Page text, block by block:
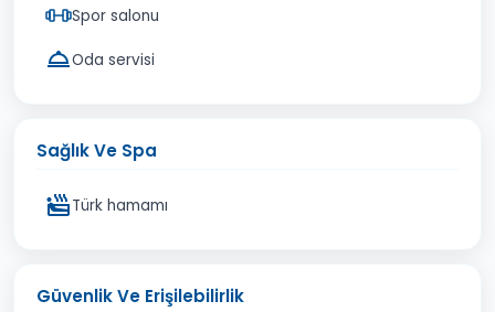
Spor salonu
Oda servisi
Sağlık Ve Spa
Türk hamamı
Güvenlik Ve Erişilebilirlik